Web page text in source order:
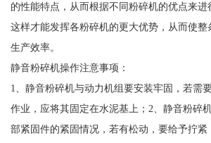
的性能特点，从而根据不同粉碎机的优点来
这样才能发挥各粉碎机的更大优势，从而使整
生产效率。
静音粉碎机操作注意事项：
1、静音粉碎机与动力机组要安装牢固，若需
作业，应将其固定在水泥基上；2、静音粉碎
部紧固件的紧固情况，若有松动，要给予拧